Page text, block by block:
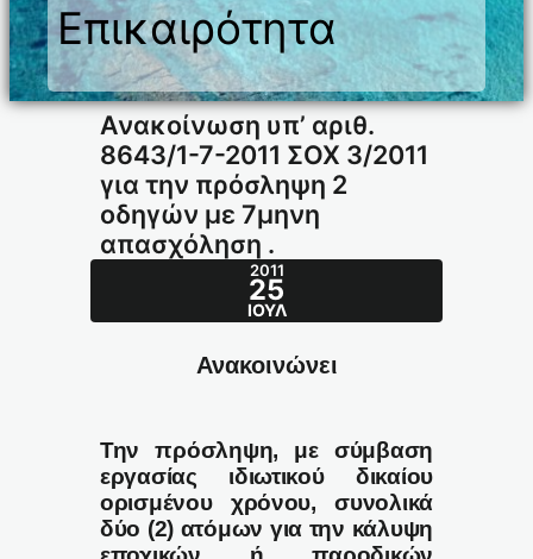
Επικαιρότητα
Ανακοίνωση υπ’ αριθ.
8643/1-7-2011 ΣΟΧ 3/2011
για την πρόσληψη 2
οδηγών με 7μηνη
απασχόληση .
2011
25
ΙΟΎΛ
Ανακοινώνει
Την πρόσληψη, με σύμβαση
εργασίας ιδιωτικού δικαίου
ορισμένου χρόνου, συνολικά
δύο (2) ατόμων για την κάλυψη